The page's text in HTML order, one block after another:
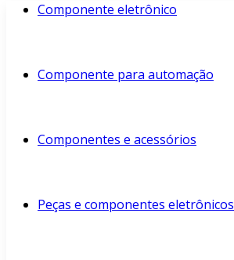
Componente eletrônico
Componente para automação
Componentes e acessórios
Peças e componentes eletrônicos